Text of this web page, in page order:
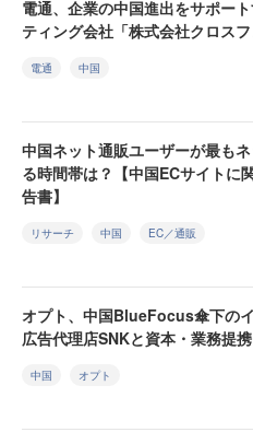
電通、企業の中国進出をサポー
ティング会社「株式会社クロス
電通 中国
中国ネット通販ユーザーが最も
る時間帯は？【中国ECサイトに
告書】
リサーチ 中国 EC／通販
オプト、中国BlueFocus傘下の
広告代理店SNKと資本・業務提携
中国 オプト